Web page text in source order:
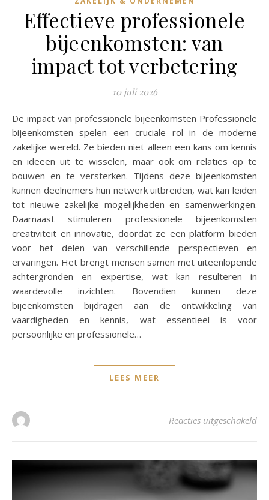
Effectieve professionele
bijeenkomsten: van
impact tot verbetering
10 juli 2026
De impact van professionele bijeenkomsten Professionele
bijeenkomsten spelen een cruciale rol in de moderne
zakelijke wereld. Ze bieden niet alleen een kans om kennis
en ideeën uit te wisselen, maar ook om relaties op te
bouwen en te versterken. Tijdens deze bijeenkomsten
kunnen deelnemers hun netwerk uitbreiden, wat kan leiden
tot nieuwe zakelijke mogelijkheden en samenwerkingen.
Daarnaast stimuleren professionele bijeenkomsten
creativiteit en innovatie, doordat ze een platform bieden
voor het delen van verschillende perspectieven en
ervaringen. Het brengt mensen samen met uiteenlopende
achtergronden en expertise, wat kan resulteren in
waardevolle inzichten. Bovendien kunnen deze
bijeenkomsten bijdragen aan de ontwikkeling van
vaardigheden en kennis, wat essentieel is voor
persoonlijke en professionele…
LEES MEER
Reacties uitgeschakeld